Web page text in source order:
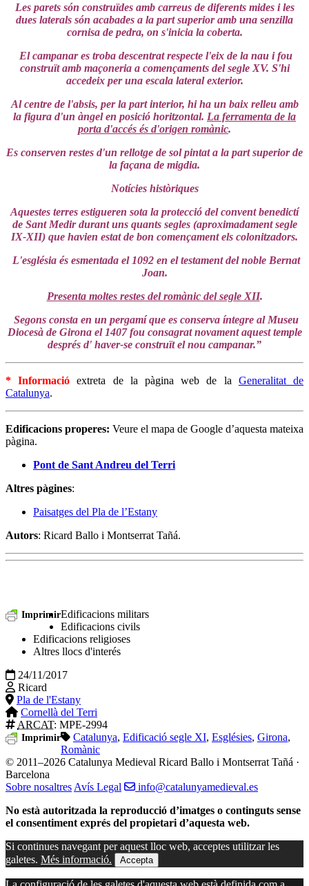
Les parets són construïdes amb carreus de diferents mides i les
dues laterals són acabades a la part superior amb una senzilla
cornisa de pedra, on s'inicia la coberta.
El campanar es troba descentrat respecte l'eix de la nau i fou
construït amb maçoneria a començaments del segle XV. S'hi
accedeix per una escala lateral exterior.
Al centre de l'absis, per la part interior, hi ha un baix relleu amb
la figura d'un àngel en posició horitzontal. La ferramenta de la
porta d'accés és d'origen romànic.
Es conserven restes d'un rellotge de sol pintat a la part superior de
la façana de migdia.
Notícies històriques
Aquestes terres estigueren sota la protecció del convent benedictí
de Sant Medir durant uns quants segles (aproximadament segle
IX-XII) que havien estat de bon començament els colonitzadors.
L'església és esmentada el 1092 en el testament del noble Bernat
Joan.
Presenta moltes restes del romànic del segle XII.
Segons consta en un pergamí que es conserva íntegre al Museu
Diocesà de Girona el 1407 fou consagrat novament aquest temple
després d' haver-se construït el nou campanar.”
* Informació extreta de la pàgina web de la Generalitat de
Catalunya.
Edificacions properes: Veure el mapa de Google d’aquesta mateixa
pàgina.
Pont de Sant Andreu del Terri
Altres pàgines:
Paisatges del Pla de l’Estany
Autors: Ricard Ballo i Montserrat Tañá.
ImprimirEdificacions militars
Edificacions civils
Edificacions religioses
Altres llocs d'interés
24/11/2017
Ricard
Pla de l'Estany
Cornellà del Terri
ARCAT: MPE-2994
Imprimir Catalunya, Edificació segle XI, Esglésies, Girona,
Romànic
© 2011–2026 Catalunya Medieval Ricard Ballo i Montserrat Tañá ·
Barcelona
Sobre nosaltres Avís Legal
info@catalunyamedieval.es
No està autoritzada la reproducció d’imatges o continguts sense
el consentiment exprés del propietari d’aquesta web.
Si continues navegant per aquest lloc web, acceptes utilitzar les
galetes. Més informació. Accepta